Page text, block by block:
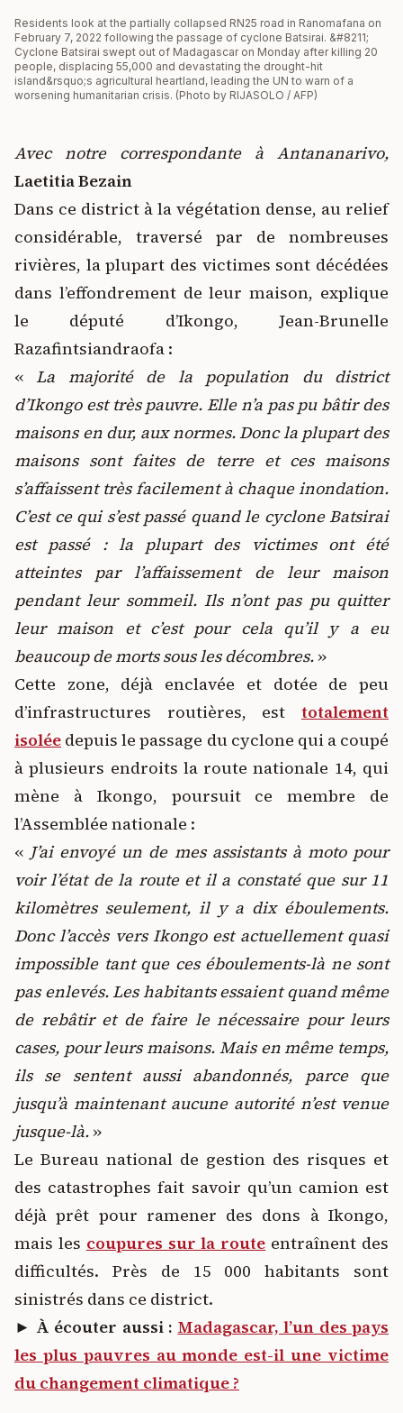
Residents look at the partially collapsed RN25 road in Ranomafana on
February 7, 2022 following the passage of cyclone Batsirai. &#8211;
Cyclone Batsirai swept out of Madagascar on Monday after killing 20
people, displacing 55,000 and devastating the drought-hit
island&rsquo;s agricultural heartland, leading the UN to warn of a
worsening humanitarian crisis. (Photo by RIJASOLO / AFP)
Avec notre correspondante à Antananarivo,
Laetitia Bezain
Dans ce district à la végétation dense, au relief
considérable, traversé par de nombreuses
rivières, la plupart des victimes sont décédées
dans l’effondrement de leur maison, explique
le député d’Ikongo, Jean-Brunelle
Razafintsiandraofa :
«La majorité de la population du district
d’Ikongo est très pauvre. Elle n’a pas pu bâtir des
maisons en dur, aux normes. Donc la plupart des
maisons sont faites de terre et ces maisons
s’affaissent très facilement à chaque inondation.
C’est ce qui s’est passé quand le cyclone Batsirai
est passé : la plupart des victimes ont été
atteintes par l’affaissement de leur maison
pendant leur sommeil. Ils n’ont pas pu quitter
leur maison et c’est pour cela qu’il y a eu
beaucoup de morts sous les décombres. »
Cette zone, déjà enclavée et dotée de peu
d’infrastructures routières, est
totalement
isolée depuis le passage du cyclone qui a coupé
à plusieurs endroits la route nationale 14, qui
mène à Ikongo, poursuit ce membre de
l’Assemblée nationale :
«J’ai envoyé un de mes assistants à moto pour
voir l’état de la route et il a constaté que sur 11
kilomètres seulement, il y a dix éboulements.
Donc l’accès vers Ikongo est actuellement quasi
impossible tant que ces éboulements-là ne sont
pas enlevés. Les habitants essaient quand même
de rebâtir et de faire le nécessaire pour leurs
cases, pour leurs maisons. Mais en même temps,
ils se sentent aussi abandonnés, parce que
jusqu’à maintenant aucune autorité n’est venue
jusque-là. »
Le Bureau national de gestion des risques et
des catastrophes fait savoir qu’un camion est
déjà prêt pour ramener des dons à Ikongo,
mais les coupures sur la route entraînent des
difficultés. Près de 15 000 habitants sont
sinistrés dans ce district.
► À écouter aussi : Madagascar, l’un des pays
les plus pauvres au monde est-il une victime
du changement climatique ?